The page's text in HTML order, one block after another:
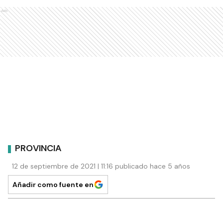
Ads
PROVINCIA
12 de septiembre de 2021 | 11:16 publicado hace 5 años
Añadir como fuente en